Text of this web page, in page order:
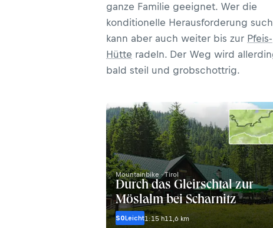
ganze Familie geeignet. Wer die
konditionelle Herausforderung
kann aber auch weiter bis zur Pfeis-
Hütte radeln. Der Weg wird
bald steil und grobschottrig.
Mountainbike · Tirol
Durch das Gleirschtal zur
Möslalm bei Scharnitz
S0Leicht1:15 h11,6 km